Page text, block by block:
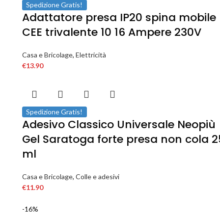
Spedizione Gratis!
Adattatore presa IP20 spina mobile
CEE trivalente 10 16 Ampere 230V
Casa e Bricolage, Elettricità
€13.90
Spedizione Gratis!
Adesivo Classico Universale Neopiù
Gel Saratoga forte presa non cola
ml
Casa e Bricolage, Colle e adesivi
€11.90
-16%